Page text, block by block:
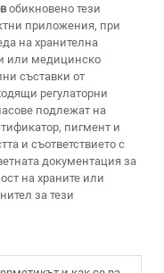
обикновено тези
приложения, при
на хранителна
или медицинско
съставки от
регулаторни
подлежат на
пигмент и
и съответствието с
документация за
на храните или
за тези